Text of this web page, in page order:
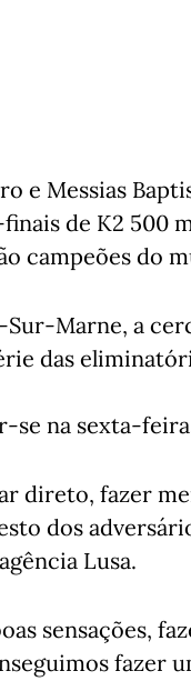
e Messias
de K2 500
campeões do
Marne, a
das
se na sexta-
direto, fazer
dos
Lusa.
sensações,
fazer